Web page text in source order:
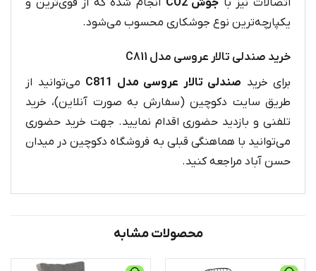
اتصالات نیز با جوش CO2
انجام شده که از قوی‌ترین و
یکپارچه‌ترین نوع جوشکاری محسوب می‌شود.
خرید صندلی تالار عروسی مدل C811
برای خرید صندلی تالار عروسی مدل C811
می‌توانید از
طریق سایت دکوچین (سفارش به صورت آنلاین)، خرید
تلفنی و بازدید حضوری اقدام نمایید. جهت خرید حضوری
می‌توانید با هماهنگی قبلی به فروشگاه دکوچین در میدان
حسن آباد مراجعه کنید.
محصولات مشابه